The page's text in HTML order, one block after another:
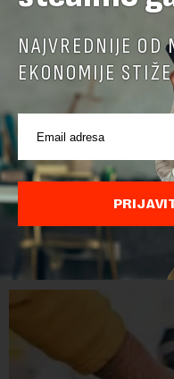
POVEZANI SADRŽAJI
NAJVREDNIJE OD
EKONOMIJE